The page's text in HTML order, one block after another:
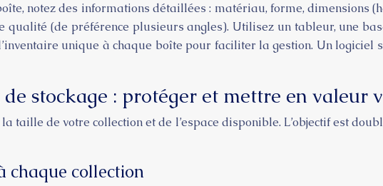
notez des informations détaillées : matériau, forme, dimensions
qualité (de préférence plusieurs angles). Utilisez un tableur, une
unique à chaque boîte pour faciliter la gestion. Un
stockage : protéger et mettre en valeur
taille de votre collection et de l’espace disponible. L’objectif est
chaque collection